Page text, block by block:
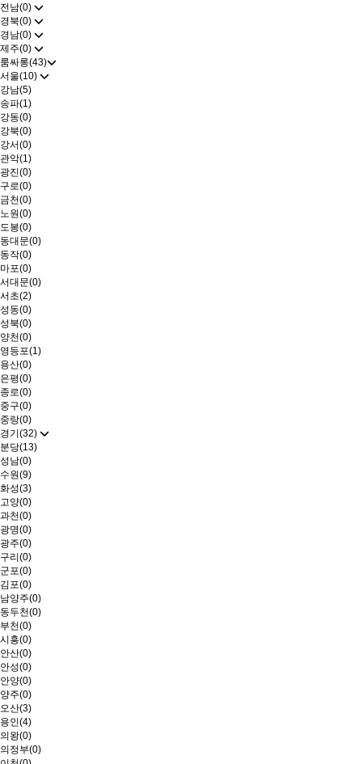
전남(0)
경북(0)
경남(0)
제주(0)
룸싸롱(43)
서울(10)
강남(5)
송파(1)
강동(0)
강북(0)
강서(0)
관악(1)
광진(0)
구로(0)
금천(0)
노원(0)
도봉(0)
동대문(0)
동작(0)
마포(0)
서대문(0)
서초(2)
성동(0)
성북(0)
양천(0)
영등포(1)
용산(0)
은평(0)
종로(0)
중구(0)
중랑(0)
경기(32)
분당(13)
성남(0)
수원(9)
화성(3)
고양(0)
과천(0)
광명(0)
광주(0)
구리(0)
군포(0)
김포(0)
남양주(0)
동두천(0)
부천(0)
시흥(0)
안산(0)
안성(0)
안양(0)
양주(0)
오산(3)
용인(4)
의왕(0)
의정부(0)